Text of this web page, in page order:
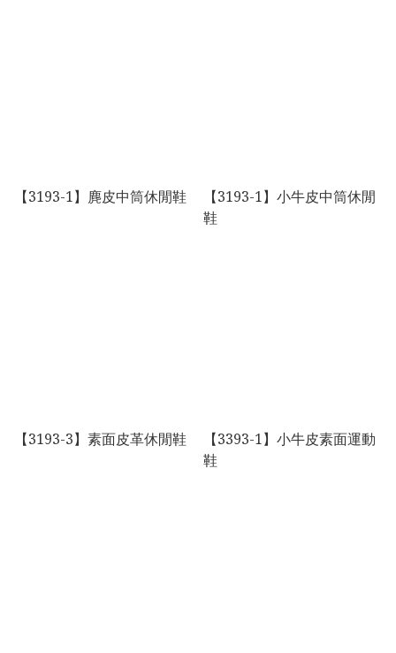
【3193-1】麂皮中筒休閒鞋
【3193-1】小牛皮中筒休閒
鞋
【3193-3】素面皮革休閒鞋
【3393-1】小牛皮素面運動
鞋